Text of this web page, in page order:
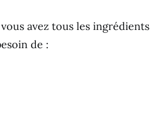
avez tous les ingrédients
de :